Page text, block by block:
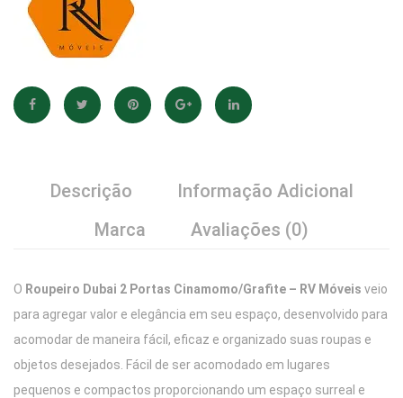
Descrição
Informação Adicional
Marca
Avaliações (0)
O Roupeiro Dubai 2 Portas Cinamomo/Grafite – RV Móveis veio
para agregar valor e elegância em seu espaço, desenvolvido para
acomodar de maneira fácil, eficaz e organizado suas roupas e
objetos desejados. Fácil de ser acomodado em lugares
pequenos e compactos proporcionando um espaço surreal e